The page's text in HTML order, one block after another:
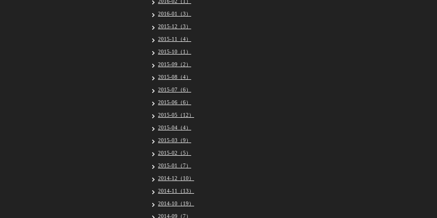
2016-01（3）
2015-12（3）
2015-11（4）
2015-10（1）
2015-09（2）
2015-08（4）
2015-07（6）
2015-06（6）
2015-05（12）
2015-04（4）
2015-03（9）
2015-02（5）
2015-01（7）
2014-12（10）
2014-11（13）
2014-10（19）
2014-09（7）